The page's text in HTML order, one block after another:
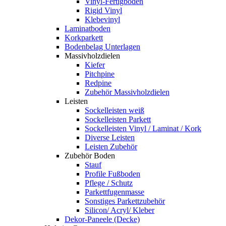
Rigid Vinyl
Klebevinyl
Laminatboden
Korkparkett
Bodenbelag Unterlagen
Massivholzdielen
Kiefer
Pitchpine
Redpine
Zubehör Massivholzdielen
Leisten
Sockelleisten weiß
Sockelleisten Parkett
Sockelleisten Vinyl / Laminat / Kork
Diverse Leisten
Leisten Zubehör
Zubehör Boden
Stauf
Profile Fußboden
Pflege / Schutz
Parkettfugenmasse
Sonstiges Parkettzubehör
Silicon/ Acryl/ Kleber
Dekor-Paneele (Decke)